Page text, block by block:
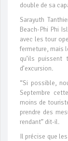
double de sa
Sarayuth
Beach-Phi Phi
avec les tour
fermeture, mais
qu’ils puissent
d’excursion.
“Si possible,
Septembre
moins de
prendre des
rendant” dit-il.
Il précise que